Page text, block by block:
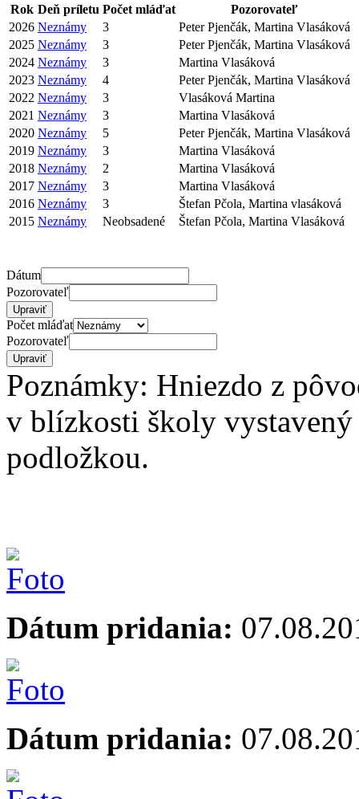
Rok Deň príletu Počet mláďat
Pozorovateľ
2026 Neznámy 3
Peter Pjenčák, Martina Vlasáková
2025 Neznámy 3
Peter Pjenčák, Martina Vlasáková
2024 Neznámy 3
Martina Vlasáková
2023 Neznámy 4
Peter Pjenčák, Martina Vlasáková
2022 Neznámy 3
Vlasáková Martina
2021 Neznámy 3
Martina Vlasáková
2020 Neznámy 5
Peter Pjenčák, Martina Vlasáková
2019 Neznámy 3
Martina Vlasáková
2018 Neznámy 2
Martina Vlasáková
2017 Neznámy 3
Martina Vlasáková
2016 Neznámy 3
Štefan Pčola, Martina vlasáková
2015 Neznámy Neobsadené Štefan Pčola, Martina Vlasáková
Dátum
Pozorovateľ
Počet mláďat
Pozorovateľ
Poznámky: Hniezdo z
v blízkosti školy
podložkou.
Dátum pridania:
Dátum pridania: